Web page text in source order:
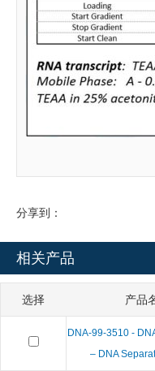
分享到：
相关产品
选择 产品
DNA-99-3510 -
– DNA